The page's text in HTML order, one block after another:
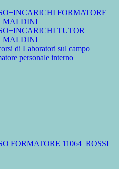
FORMATORE
TUTOR
di Laboratori sul campo
personale interno
FORMATORE 11064_ROSSI